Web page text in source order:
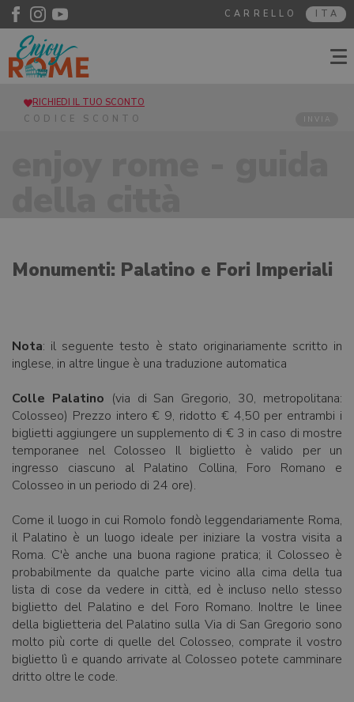
ITA
CARRELLO
RICHIEDI IL TUO SCONTO
INVIA
Monumenti: Palatino e Fori Imperiali
Nota: il seguente testo è stato originariamente scritto in
inglese, in altre lingue è una traduzione automatica
Colle Palatino (via di San Gregorio, 30, metropolitana:
Colosseo) Prezzo intero € 9, ridotto € 4,50 per entrambi i
biglietti aggiungere un supplemento di € 3 in caso di mostre
temporanee nel Colosseo Il biglietto è valido per un
ingresso ciascuno al Palatino Collina, Foro Romano e
Colosseo in un periodo di 24 ore).
Come il luogo in cui Romolo fondò leggendariamente Roma,
il Palatino è un luogo ideale per iniziare la vostra visita a
Roma. C'è anche una buona ragione pratica; il Colosseo è
probabilmente da qualche parte vicino alla cima della tua
lista di cose da vedere in città, ed è incluso nello stesso
biglietto del Palatino e del Foro Romano. Inoltre le linee
della biglietteria del Palatino sulla Via di San Gregorio sono
molto più corte di quelle del Colosseo, comprate il vostro
biglietto lì e quando arrivate al Colosseo potete camminare
dritto oltre le code.